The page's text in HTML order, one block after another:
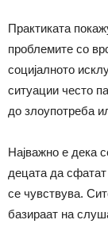
Практиката
проблемите со
социјалното
ситуации често
до злоупотреба
Најважно е дека
децата да сфатат
се чувствува.
базираат на